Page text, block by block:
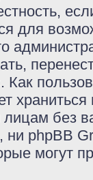
для
лицам без
phpBB
могут